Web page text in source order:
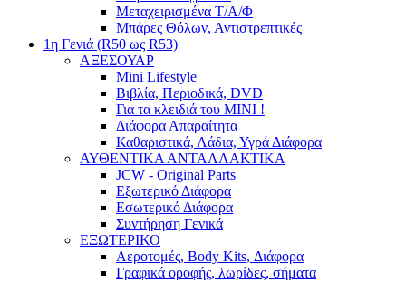
Μεταχειρισμένα Τ/Α/Φ
Μπάρες Θόλων, Αντιστρεπτικές
1η Γενιά (R50 ως R53)
ΑΞΕΣΟΥΑΡ
Mini Lifestyle
Βιβλία, Περιοδικά, DVD
Για τα κλειδιά του MINI !
Διάφορα Απαραίτητα
Καθαριστικά, Λάδια, Υγρά Διάφορα
ΑΥΘΕΝΤΙΚΑ ΑΝΤΑΛΛΑΚΤΙΚΑ
JCW - Original Parts
Εξωτερικό Διάφορα
Εσωτερικό Διάφορα
Συντήρηση Γενικά
ΕΞΩΤΕΡΙΚΟ
Αεροτομές, Body Kits, Διάφορα
Γραφικά οροφής, λωρίδες, σήματα